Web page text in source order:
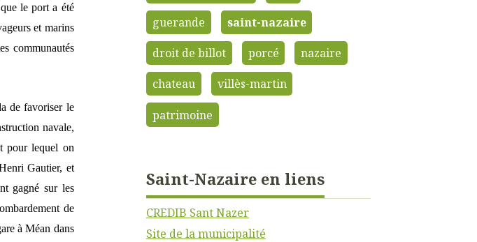
le port a été
et marins
communautés
de favoriser le
navale,
pour lequel on
Gautier, et
gagné sur les
de
à Méan dans
guerande saint-nazaire
droit de billot porcé nazaire
chateau villès-martin
patrimoine
Saint-Nazaire en liens
CREDIB Sant Nazer
Site de la municipalité